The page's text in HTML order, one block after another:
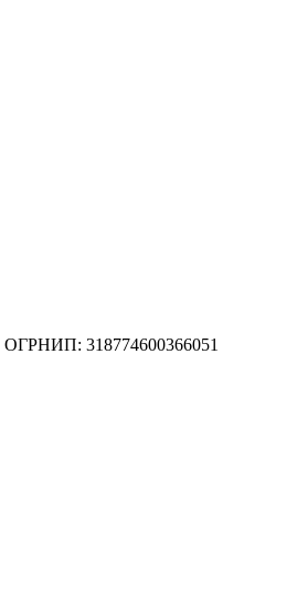
ОГРНИП: 318774600366051